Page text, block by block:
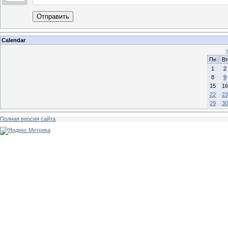
Отправить
Calendar
Пн
Вт
1
2
8
9
15
16
22
23
29
30
Полная версия сайта